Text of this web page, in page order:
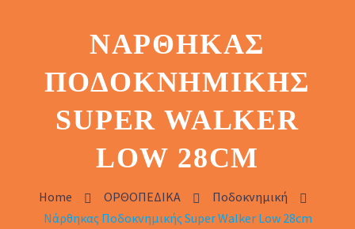
ΝΆΡΘΗΚΑΣ
ΠΟΔΟΚΝΗΜΙΚΉΣ
SUPER WALKER
LOW 28CM
Home ΟΡΘΟΠΕΔΙΚΑ
Ποδοκνημική
Νάρθηκας Ποδοκνημικής Super Walker Low 28cm